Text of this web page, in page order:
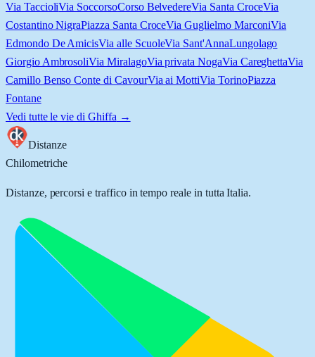
Via TaccioliVia SoccorsoCorso BelvedereVia Santa CroceVia
Costantino NigraPiazza Santa CroceVia Guglielmo MarconiVia
Edmondo De AmicisVia alle ScuoleVia Sant'AnnaLungolago
Giorgio AmbrosoliVia MiralagoVia privata NogaVia CareghettaVia
Camillo Benso Conte di CavourVia ai MottiVia TorinoPiazza
Fontane
Vedi tutte le vie di Ghiffa →
Distanze
Chilometriche
Distanze, percorsi e traffico in tempo reale in tutta Italia.